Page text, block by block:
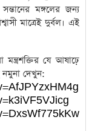
মঙ্গলের জন্য
মাত্রেই দুর্বল। এই
মন্ত্রশক্তির যে আষাঢ়ে
নমুনা দেখুন: